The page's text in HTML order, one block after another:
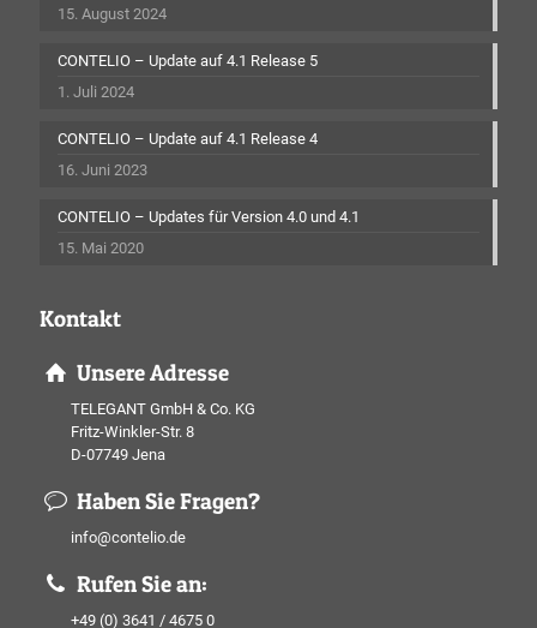
15. August 2024
CONTELIO – Update auf 4.1 Release 5
1. Juli 2024
CONTELIO – Update auf 4.1 Release 4
16. Juni 2023
CONTELIO – Updates für Version 4.0 und 4.1
15. Mai 2020
Kontakt
Unsere Adresse
TELEGANT GmbH & Co. KG
Fritz-Winkler-Str. 8
D-07749 Jena
Haben Sie Fragen?
info@contelio.de
Rufen Sie an:
+49 (0) 3641 / 4675 0